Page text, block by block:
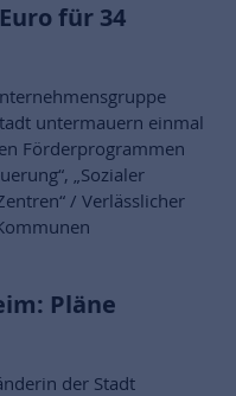
für 34
untermauern einmal
Förderprogrammen
„Sozialer
/ Verlässlicher
Pläne
der Stadt